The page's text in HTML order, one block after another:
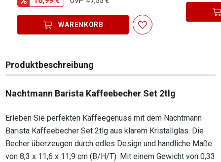
WARENKORB
Produktbeschreibung
Nachtmann Barista Kaffeebecher Set 2tlg
Erleben Sie perfekten Kaffeegenuss mit dem Nachtmann
Barista Kaffeebecher Set 2tlg aus klarem Kristallglas. Die
Becher überzeugen durch edles Design und handliche Maße
von 8,3 x 11,6 x 11,9 cm (B/H/T). Mit einem Gewicht von 0,33